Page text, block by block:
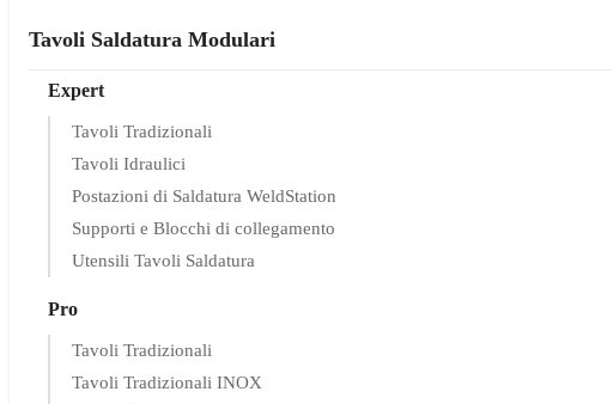
Tavoli Saldatura Modulari
Expert
Tavoli Tradizionali
Tavoli Idraulici
Postazioni di Saldatura WeldStation
Supporti e Blocchi di collegamento
Utensili Tavoli Saldatura
Pro
Tavoli Tradizionali
Tavoli Tradizionali INOX